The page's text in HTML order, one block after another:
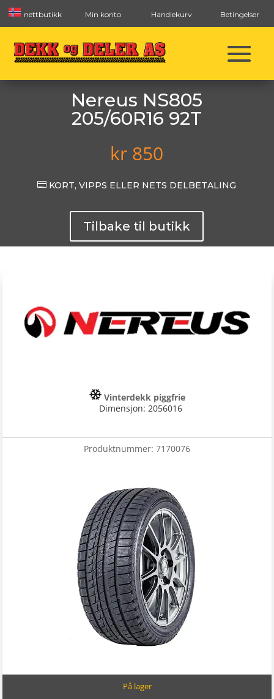
nettbutikk Min konto Handlekurv Betingelser
Nereus NS805
205/60R16 92T
kr 850
 KORT, VIPPS ELLER NETS DELBETALING
Tilbake til butikk
Vinterdekk piggfrie
Dimensjon: 2056016
Produktnummer: 7170076
På lager